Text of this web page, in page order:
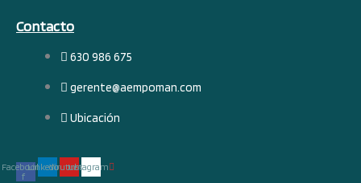
Contacto
630 986 675
gerente@aempoman.com
Ubicación
Facebook-
f
LinkedinYoutubeInstagram